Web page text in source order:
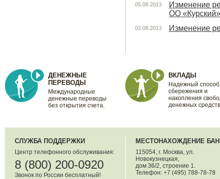
05.08.2013
Изменение
ОО
02.08.2013 Изменение
ДЕНЕЖНЫЕ
ПЕРЕВОДЫ
Международные
денежные переводы
без открытия счета.
ВКЛАДЫ
Надежный способ
сбережения и
накопления
денежных
СЛУЖБА ПОДДЕРЖКИ
Центр телефонного обслуживания:
8 (800) 200-0920
Звонок по России бесплатный!
МЕСТОНАХОЖДЕНИЕ
115054, г. Москва, ул.
Новокузнецкая,
дом 36/2, строение 1.
Телефон: +7 (495) 788-78-78